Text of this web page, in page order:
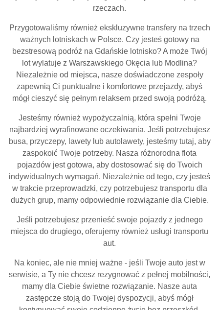
rzeczach.
Przygotowaliśmy również ekskluzywne transfery na trzech
ważnych lotniskach w Polsce. Czy jesteś gotowy na
bezstresową podróż na Gdańskie lotnisko? A może Twój
lot wylatuje z Warszawskiego Okęcia lub Modlina?
Niezależnie od miejsca, nasze doświadczone zespoły
zapewnią Ci punktualne i komfortowe przejazdy, abyś
mógł cieszyć się pełnym relaksem przed swoją podróżą.
Jesteśmy również wypożyczalnią, która spełni Twoje
najbardziej wyrafinowane oczekiwania. Jeśli potrzebujesz
busa, przyczepy, lawety lub autolawety, jesteśmy tutaj, aby
zaspokoić Twoje potrzeby. Nasza różnorodna flota
pojazdów jest gotowa, aby dostosować się do Twoich
indywidualnych wymagań. Niezależnie od tego, czy jesteś
w trakcie przeprowadzki, czy potrzebujesz transportu dla
dużych grup, mamy odpowiednie rozwiązanie dla Ciebie.
Jeśli potrzebujesz przenieść swoje pojazdy z jednego
miejsca do drugiego, oferujemy również usługi transportu
aut.
Na koniec, ale nie mniej ważne - jeśli Twoje auto jest w
serwisie, a Ty nie chcesz rezygnować z pełnej mobilności,
mamy dla Ciebie świetne rozwiązanie. Nasze auta
zastępcze stoją do Twojej dyspozycji, abyś mógł